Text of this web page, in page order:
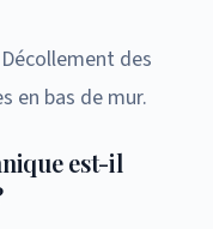
Décollement des
en bas de mur.
est-il